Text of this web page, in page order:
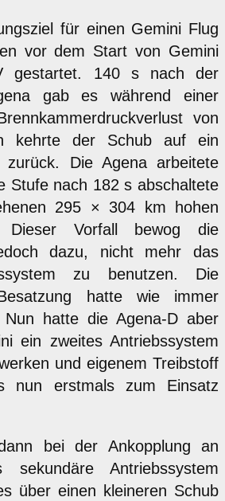
für einen Gemini Flug
vor dem Start von Gemini
gestartet. 140 s nach der
gab es während einer
von
kehrte der Schub auf ein
zurück. Die Agena arbeitete
Stufe nach 182 s abschaltete
295 × 304 km hohen
Dieser Vorfall bewog die
dazu, nicht mehr das
zu benutzen. Die
hatte wie immer
hatte die Agena-D aber
ein zweites Antriebssystem
und eigenem Treibstoff
nun erstmals zum Einsatz
bei der Ankopplung an
Antriebssystem
über einen kleineren Schub